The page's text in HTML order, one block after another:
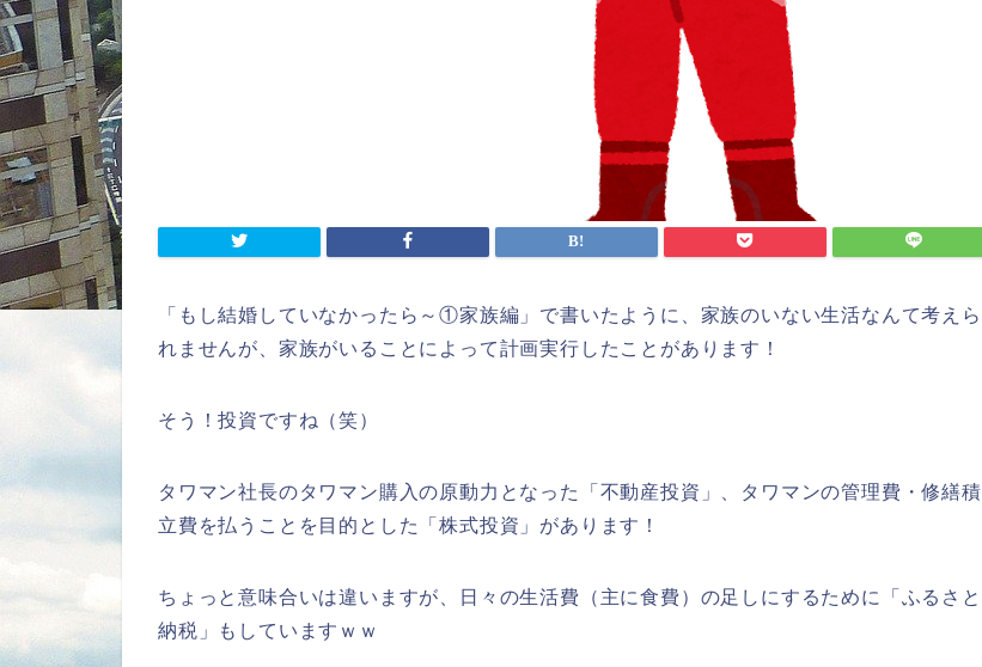
「もし結婚していなかったら～①家族編」で書いたように、家族のいない生活なんて考えら
れませんが、家族がいることによって計画実行したことがあります！
そう！投資ですね（笑）
タワマン社長のタワマン購入の原動力となった「不動産投資」、タワマンの管理費・修繕積
立費を払うことを目的とした「株式投資」があります！
ちょっと意味合いは違いますが、日々の生活費（主に食費）の足しにするために「ふるさと
納税」もしていますｗｗ